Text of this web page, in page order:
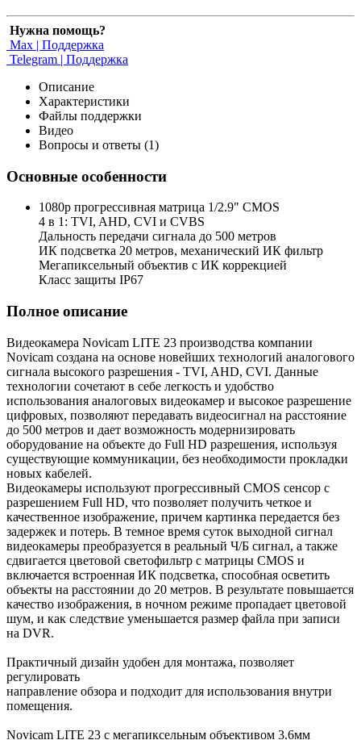
Нужна помощь?
Max | Поддержка
Telegram | Поддержка
Описание
Характеристики
Файлы поддержки
Видео
Вопросы и ответы (1)
Основные особенности
1080p прогрессивная матрица 1/2.9" CMOS
4 в 1: TVI, AHD, CVI и CVBS
Дальность передачи сигнала до 500 метров
ИК подсветка 20 метров, механический ИК фильтр
Мегапиксельный объектив с ИК коррекцией
Класс защиты IP67
Полное описание
Видеокамера Novicam LITE 23 производства компании
Novicam создана на основе новейших технологий аналогового
сигнала высокого разрешения - TVI, AHD, CVI. Данные
технологии сочетают в себе легкость и удобство
использования аналоговых видеокамер и высокое разрешение
цифровых, позволяют передавать видеосигнал на расстояние
до 500 метров и дает возможность модернизировать
оборудование на объекте до Full HD разрешения, используя
существующие коммуникации, без необходимости прокладки
новых кабелей.
Видеокамеры используют прогрессивный CMOS сенсор c
разрешением Full HD, что позволяет получить четкое и
качественное изображение, причем картинка передается без
задержек и потерь. В темное время суток выходной сигнал
видеокамеры преобразуется в реальный Ч/Б сигнал, а также
сдвигается цветовой светофильтр с матрицы CMOS и
включается встроенная ИК подсветка, способная осветить
объекты на расстоянии до 20 метров. В результате повышается
качество изображения, в ночном режиме пропадает цветовой
шум, и как следствие уменьшается размер файла при записи
на DVR.
Практичный дизайн удобен для монтажа, позволяет
регулировать
направление обзора и подходит для использования внутри
помещения.
Novicam LITE 23 с мегапиксельным объективом 3.6мм